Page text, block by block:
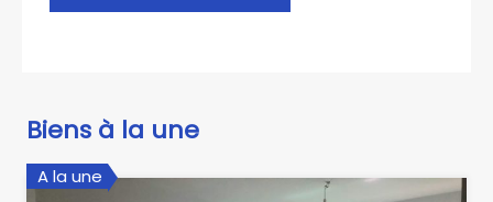
Biens à la une
A la une